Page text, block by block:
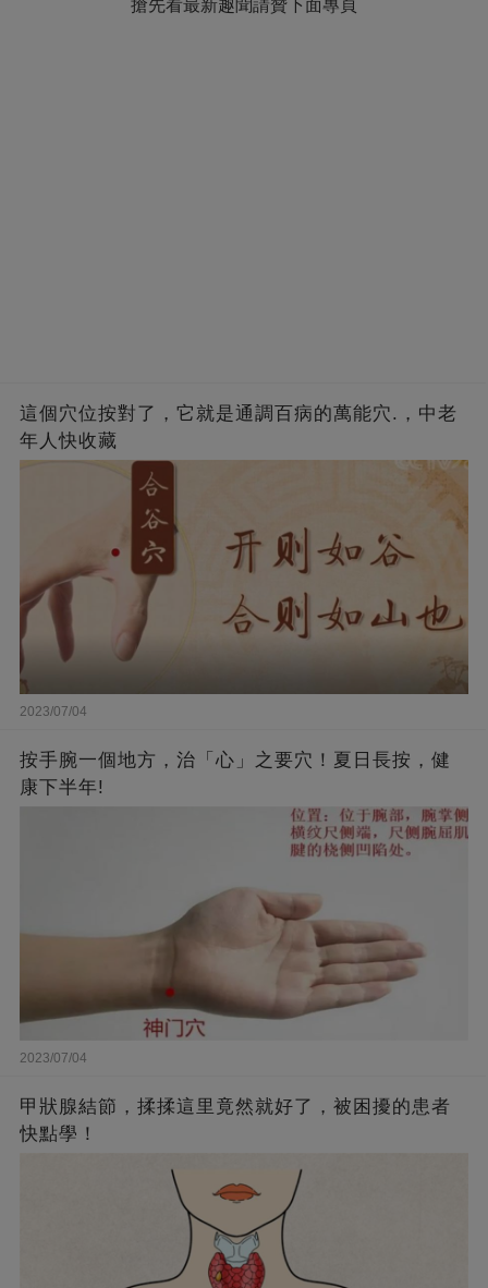
搶先看最新趣聞請贊下面專頁
這個穴位按對了，它就是通調百病的萬能穴.，中老
年人快收藏
2023/07/04
按手腕一個地方，治「心」之要穴！夏日長按，健
康下半年!
2023/07/04
甲狀腺結節，揉揉這里竟然就好了，被困擾的患者
快點學！